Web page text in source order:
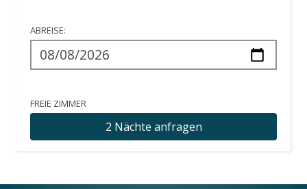
ABREISE:
FREIE ZIMMER
2 Nächte anfragen